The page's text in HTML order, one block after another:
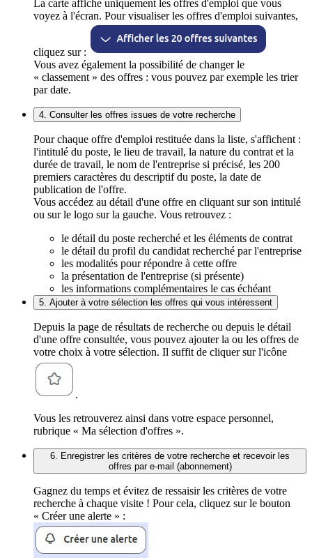
La carte affiche uniquement les offres d'emploi que vous
voyez à l'écran. Pour visualiser les offres d'emploi suivantes,
cliquez sur :
Vous avez également la possibilité de changer le
« classement » des offres : vous pouvez par exemple les trier
par date.
4. Consulter les offres issues de votre recherche
Pour chaque offre d'emploi restituée dans la liste, s'affichent :
l'intitulé du poste, le lieu de travail, la nature du contrat et la
durée de travail, le nom de l'entreprise si précisé, les 200
premiers caractères du descriptif du poste, la date de
publication de l'offre.
Vous accédez au détail d'une offre en cliquant sur son intitulé
ou sur le logo sur la gauche. Vous retrouvez :
le détail du poste recherché et les éléments de contrat
le détail du profil du candidat recherché par l'entreprise
les modalités pour répondre à cette offre
la présentation de l'entreprise (si présente)
les informations complémentaires le cas échéant
5. Ajouter à votre sélection les offres qui vous intéressent
Depuis la page de résultats de recherche ou depuis le détail
d'une offre consultée, vous pouvez ajouter la ou les offres de
votre choix à votre sélection. Il suffit de cliquer sur l'icône
.
Vous les retrouverez ainsi dans votre espace personnel,
rubrique « Ma sélection d'offres ».
6. Enregistrer les critères de votre recherche et recevoir les
offres par e-mail (abonnement)
Gagnez du temps et évitez de ressaisir les critères de votre
recherche à chaque visite ! Pour cela, cliquez sur le bouton
« Créer une alerte » :